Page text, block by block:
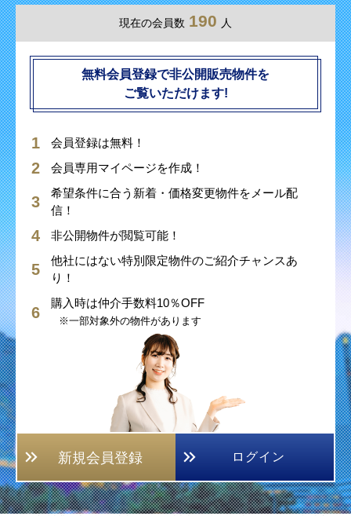
現在の会員数 190 人
無料会員登録で非公開販売物件を
ご覧いただけます!
会員登録は無料！
会員専用マイページを作成！
希望条件に合う新着・価格変更物件をメール配
信！
非公開物件が閲覧可能！
他社にはない特別限定物件のご紹介チャンスあ
り！
購入時は仲介手数料10％OFF
※一部対象外の物件があります
新規会員登録 ログイン